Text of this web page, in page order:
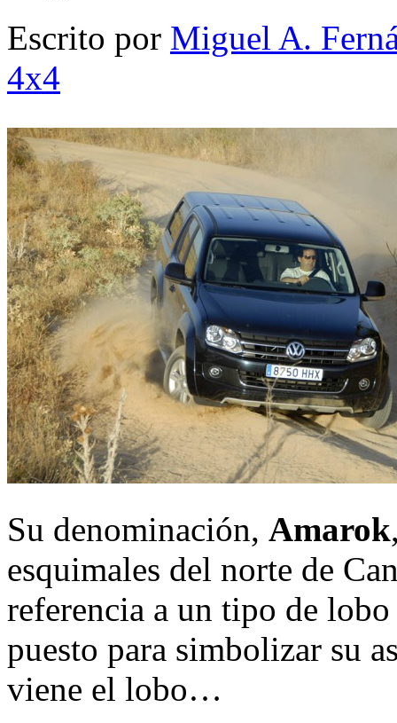
Escrito por Miguel A.
4x4
Su denominación, Amarok
esquimales del norte de
referencia a un tipo de
puesto para simbolizar su
viene el lobo…